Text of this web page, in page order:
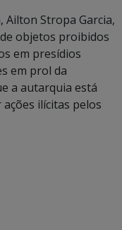
Stropa Garcia,
objetos proibidos
em presídios
em prol da
a autarquia está
ilícitas pelos